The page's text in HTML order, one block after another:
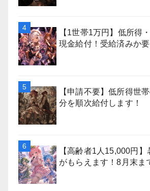
【1世帯1万円】低所得
現金給付！受給済みか
【申請不要】低所得世
分を順次給付します！
【高齢者1人15,000円
がもらえます！8月末ま